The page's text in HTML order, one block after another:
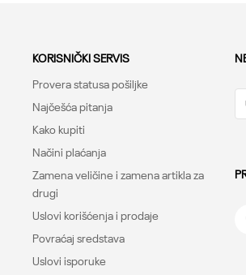
KORISNIČKI SERVIS
Provera statusa pošiljke
Najčešća pitanja
Kako kupiti
Načini plaćanja
Zamena veličine i zamena artikla za
drugi
Uslovi korišćenja i prodaje
Povraćaj sredstava
Uslovi isporuke